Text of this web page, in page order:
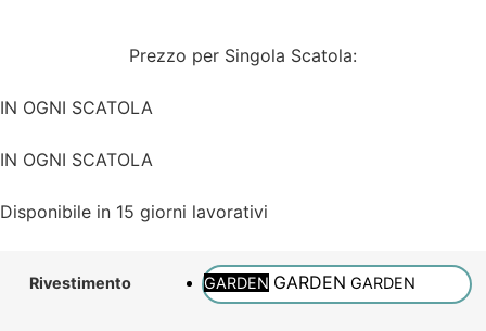
Prezzo per Singola Scatola:
IN OGNI SCATOLA
IN OGNI SCATOLA
Disponibile in 15 giorni lavorativi
Rivestimento GARDEN GARDEN GARDEN